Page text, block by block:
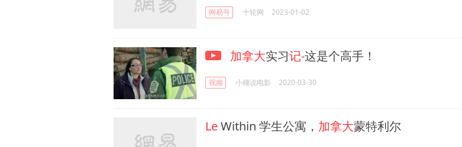
网易号 十轮网 2023-01-02
加拿大实习记-这是个高手！
视频 小穗说电影 2020-03-30
LeWithin 学生公寓， 加拿大蒙特利尔